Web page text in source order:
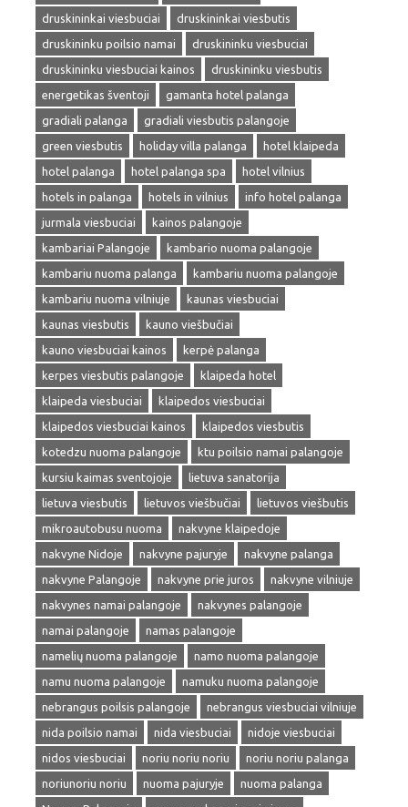
druskininkai viesbuciai
druskininkai viesbutis
druskininku poilsio namai
druskininku viesbuciai
druskininku viesbuciai kainos
druskininku viesbutis
energetikas šventoji
gamanta hotel palanga
gradiali palanga
gradiali viesbutis palangoje
green viesbutis
holiday villa palanga
hotel klaipeda
hotel palanga
hotel palanga spa
hotel vilnius
hotels in palanga
hotels in vilnius
info hotel palanga
jurmala viesbuciai
kainos palangoje
kambariai Palangoje
kambario nuoma palangoje
kambariu nuoma palanga
kambariu nuoma palangoje
kambariu nuoma vilniuje
kaunas viesbuciai
kaunas viesbutis
kauno viešbučiai
kauno viesbuciai kainos
kerpė palanga
kerpes viesbutis palangoje
klaipeda hotel
klaipeda viesbuciai
klaipedos viesbuciai
klaipedos viesbuciai kainos
klaipedos viesbutis
kotedzu nuoma palangoje
ktu poilsio namai palangoje
kursiu kaimas sventojoje
lietuva sanatorija
lietuva viesbutis
lietuvos viešbučiai
lietuvos viešbutis
mikroautobusu nuoma
nakvyne klaipedoje
nakvyne Nidoje
nakvyne pajuryje
nakvyne palanga
nakvyne Palangoje
nakvyne prie juros
nakvyne vilniuje
nakvynes namai palangoje
nakvynes palangoje
namai palangoje
namas palangoje
namelių nuoma palangoje
namo nuoma palangoje
namu nuoma palangoje
namuku nuoma palangoje
nebrangus poilsis palangoje
nebrangus viesbuciai vilniuje
nida poilsio namai
nida viesbuciai
nidoje viesbuciai
nidos viesbuciai
noriu noriu noriu
noriu noriu palanga
noriunoriu noriu
nuoma pajuryje
nuoma palanga